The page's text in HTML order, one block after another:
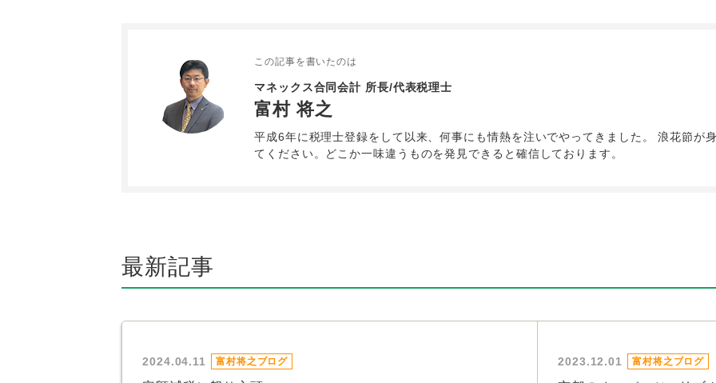
この記事を書いたのは
マネックス合同会計 所長/代表税理士
富村 将之
平成6年に税理士登録をして以来、何事にも情熱を注いでやってきました。 浪花節が
てください。どこか一味違うものを発見できると確信しております。
最新記事
2024.04.11 富村将之ブログ 2023.12.01 富村将之ブログ